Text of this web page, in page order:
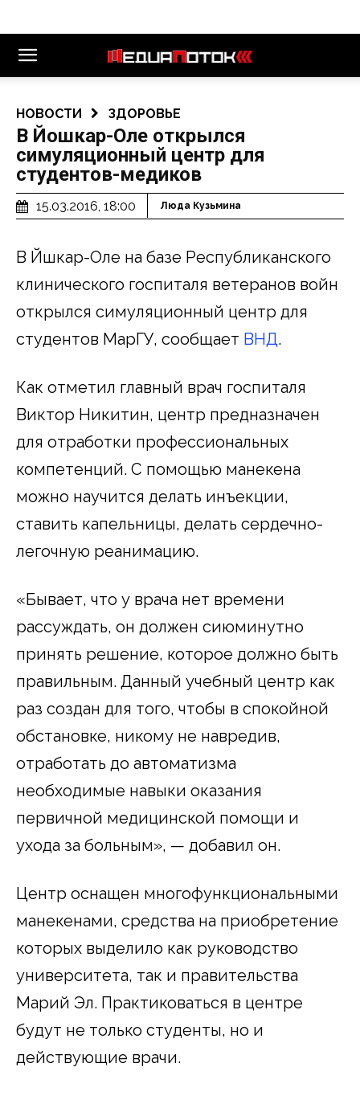
НОВОСТИ ЗДОРОВЬЕ
В Йошкар-Оле открылся
симуляционный центр для
студентов-медиков
15.03.2016, 18:00 Люда Кузьмина
В Йшкар-Оле на базе Республиканского
клинического госпиталя ветеранов войн
открылся симуляционный центр для
студентов МарГУ, сообщает ВНД.
Как отметил главный врач госпиталя
Виктор Никитин, центр предназначен
для отработки профессиональных
компетенций. С помощью манекена
можно научится делать инъекции,
ставить капельницы, делать сердечно-
легочную реанимацию.
«Бывает, что у врача нет времени
рассуждать, он должен сиюминутно
принять решение, которое должно быть
правильным. Данный учебный центр как
раз создан для того, чтобы в спокойной
обстановке, никому не навредив,
отработать до автоматизма
необходимые навыки оказания
первичной медицинской помощи и
ухода за больным», — добавил он.
Центр оснащен многофункциональными
манекенами, средства на приобретение
которых выделило как руководство
университета, так и правительства
Марий Эл. Практиковаться в центре
будут не только студенты, но и
действующие врачи.